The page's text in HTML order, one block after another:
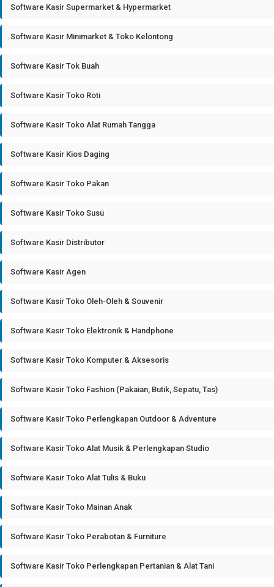
Software Kasir Supermarket & Hypermarket
Software Kasir Minimarket & Toko Kelontong
Software Kasir Tok Buah
Software Kasir Toko Roti
Software Kasir Toko Alat Rumah Tangga
Software Kasir Kios Daging
Software Kasir Toko Pakan
Software Kasir Toko Susu
Software Kasir Distributor
Software Kasir Agen
Software Kasir Toko Oleh-Oleh & Souvenir
Software Kasir Toko Elektronik & Handphone
Software Kasir Toko Komputer & Aksesoris
Software Kasir Toko Fashion (Pakaian, Butik, Sepatu, Tas)
Software Kasir Toko Perlengkapan Outdoor & Adventure
Software Kasir Toko Alat Musik & Perlengkapan Studio
Software Kasir Toko Alat Tulis & Buku
Software Kasir Toko Mainan Anak
Software Kasir Toko Perabotan & Furniture
Software Kasir Toko Perlengkapan Pertanian & Alat Tani